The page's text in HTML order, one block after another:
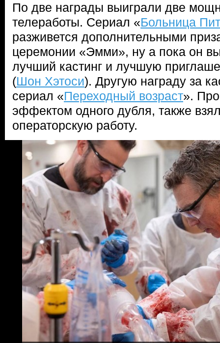
По две награды выиграли две
телеработы. Сериал «Больница
разживется дополнительными
церемонии «Эмми», ну а пока он
лучший кастинг и лучшую
(Шон Хэтоси). Другую награду за
сериал «Переходный возраст».
эффектом одного дубля, также
операторскую работу.